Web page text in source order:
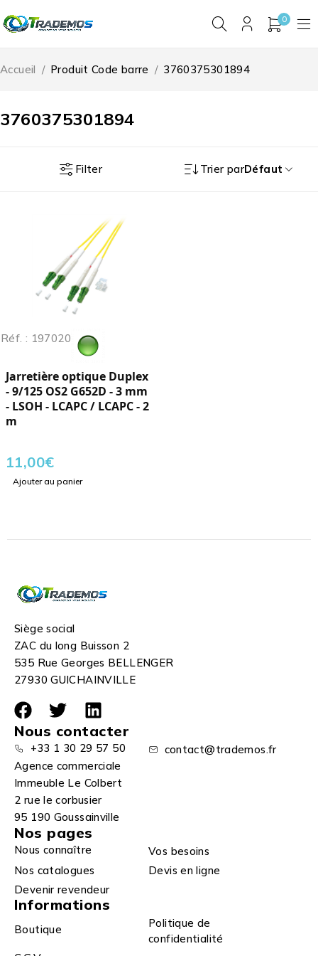
0
3760375301894
Accueil / Produit Code barre / 3760375301894
Filter Trier parDéfaut
Réf. : 197020
Jarretière optique Duplex
- 9/125 OS2 G652D - 3 mm
- LSOH - LCAPC / LCAPC - 2
m
11,00€
Ajouter au panier
Siège social
ZAC du long Buisson 2
535 Rue Georges BELLENGER
27930 GUICHAINVILLE
Nous contacter
+33 1 30 29 57 50
contact@trademos.fr
Agence commerciale
Immeuble Le Colbert
2 rue le corbusier
95 190 Goussainville
Nos pages
Nous connaître
Vos besoins
Nos catalogues
Devis en ligne
Devenir revendeur
Informations
Boutique
Politique de
confidentialité